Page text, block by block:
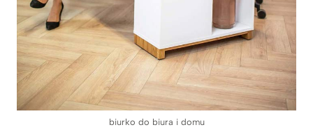
biurko do biura i domu